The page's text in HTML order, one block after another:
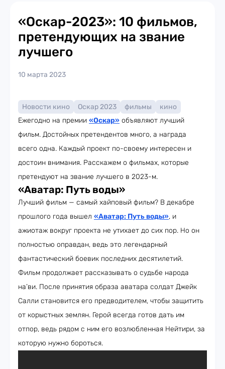
«Оскар-2023»: 10 фильмов,
претендующих на звание
лучшего
10 марта 2023
Новости кино Оскар 2023 фильмы
кино
Ежегодно на премии «Оскар» объявляют лучший
фильм. Достойных претендентов много, а награда
всего одна. Каждый проект по-своему интересен и
достоин внимания. Расскажем о фильмах, которые
претендуют на звание лучшего в 2023-м.
«Аватар: Путь воды»
Лучший фильм — самый хайповый фильм? В декабре
прошлого года вышел «Аватар: Путь воды», и
ажиотаж вокруг проекта не утихает до сих пор. Но он
полностью оправдан, ведь это легендарный
фантастический боевик последних десятилетий.
Фильм продолжает рассказывать о судьбе народа
на’ви. После принятия образа аватара солдат Джейк
Салли становится его предводителем, чтобы защитить
от корыстных землян. Герой всегда готов дать им
отпор, ведь рядом с ним его возлюбленная Нейтири, за
которую нужно бороться.